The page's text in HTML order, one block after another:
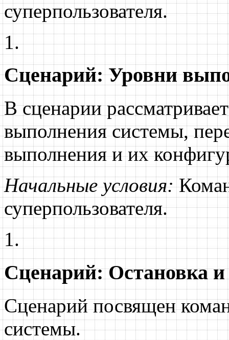
суперпользователя.
Сценарий: Уровни
В сценарии
выполнения системы,
выполнения и их
Начальные условия:
суперпользователя.
Сценарий: Остановка и
Сценарий посвящен
системы.